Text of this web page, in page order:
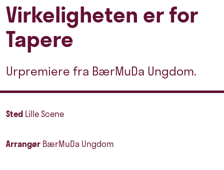
Virkeligheten er for
Tapere
Urpremiere fra BærMuDa Ungdom.
Sted Lille Scene
Arrangør BærMuDa Ungdom